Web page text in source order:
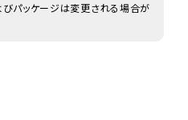
パッケージは変更される場合が